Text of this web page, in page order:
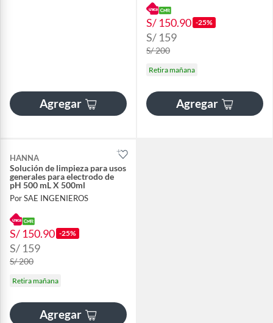
Agregar
S/ 150.90 -25%
S/ 159
S/ 200
Retira mañana
Agregar
HANNA
Solución de limpieza para usos
generales para electrodo de
pH 500 mL X 500ml
Por SAE INGENIEROS
S/ 150.90 -25%
S/ 159
S/ 200
Retira mañana
Agregar